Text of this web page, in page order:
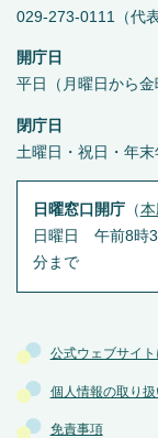
公式ウェブサイ
個人情報の取り扱
免責事項
029-273-0111（代表
開庁日
平日（月曜日から
閉庁日
土曜日・祝日・年
日曜窓口開庁（
日曜日 午前8時
分まで